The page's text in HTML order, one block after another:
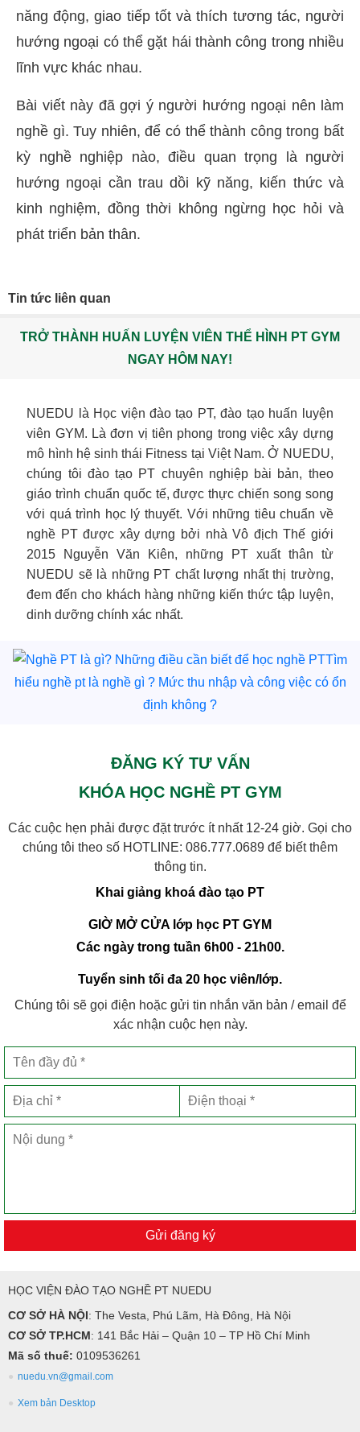
năng động, giao tiếp tốt và thích tương tác, người
hướng ngoại có thể gặt hái thành công trong nhiều
lĩnh vực khác nhau.
Bài viết này đã gợi ý người hướng ngoại nên làm
nghề gì. Tuy nhiên, để có thể thành công trong bất
kỳ nghề nghiệp nào, điều quan trọng là người
hướng ngoại cần trau dồi kỹ năng, kiến thức và
kinh nghiệm, đồng thời không ngừng học hỏi và
phát triển bản thân.
Tin tức liên quan
TRỞ THÀNH HUẤN LUYỆN VIÊN THỂ HÌNH PT GYM
NGAY HÔM NAY!
NUEDU là Học viện đào tạo PT, đào tạo huấn luyện
viên GYM. Là đơn vị tiên phong trong việc xây dựng
mô hình hệ sinh thái Fitness tại Việt Nam. Ở NUEDU,
chúng tôi đào tạo PT chuyên nghiệp bài bản, theo
giáo trình chuẩn quốc tế, được thực chiến song song
với quá trình học lý thuyết. Với những tiêu chuẩn về
nghề PT được xây dựng bởi nhà Vô địch Thế giới
2015 Nguyễn Văn Kiên, những PT xuất thân từ
NUEDU sẽ là những PT chất lượng nhất thị trường,
đem đến cho khách hàng những kiến thức tập luyện,
dinh dưỡng chính xác nhất.
Tìm
hiểu nghề pt là nghề gì ? Mức thu nhập và công việc có ổn
định không ?
ĐĂNG KÝ TƯ VẤN
KHÓA HỌC NGHỀ PT GYM
Các cuộc hẹn phải được đặt trước ít nhất 12-24 giờ. Gọi cho
chúng tôi theo số HOTLINE: 086.777.0689 để biết thêm
thông tin.
Khai giảng khoá đào tạo PT
GIỜ MỞ CỬA lớp học PT GYM
Các ngày trong tuần 6h00 - 21h00.
Tuyển sinh tối đa 20 học viên/lớp.
Chúng tôi sẽ gọi điện hoặc gửi tin nhắn văn bản / email để
xác nhận cuộc hẹn này.
Gửi đăng ký
HỌC VIỆN ĐÀO TẠO NGHỀ PT NUEDU
CƠ SỞ HÀ NỘI: The Vesta, Phú Lãm, Hà Đông, Hà Nội
CƠ SỞ TP.HCM: 141 Bắc Hải – Quận 10 – TP Hồ Chí Minh
Mã số thuế: 0109536261
nuedu.vn@gmail.com
Xem bản Desktop